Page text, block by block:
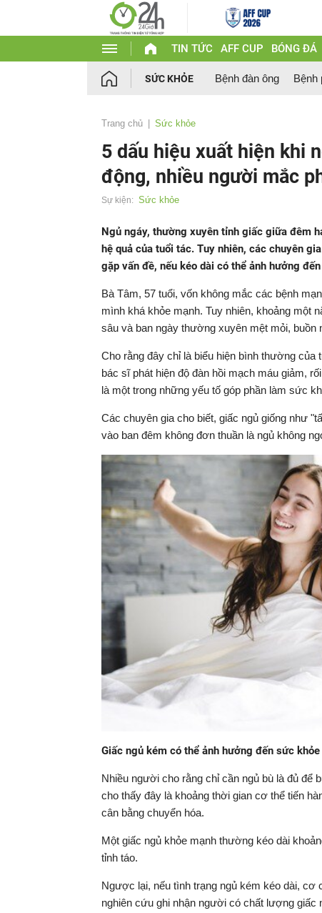
TIN TỨC AFF CUP BÓNG ĐÁ
SỨC KHỎE Bệnh đàn ông Bệnh
Trang chủ Sức khỏe
5 dấu hiệu xuất hiện khi
động, nhiều người mắc
Sự kiện: Sức khỏe
Ngủ ngáy, thường xuyên tỉnh giấc giữa đêm
hệ quả của tuổi tác. Tuy nhiên, các chuyên
gặp vấn đề, nếu kéo dài có thể ảnh hưởng
Bà Tâm, 57 tuổi, vốn không mắc các bệnh
mình khá khỏe mạnh. Tuy nhiên, khoảng một
sâu và ban ngày thường xuyên mệt mỏi, buồn
Cho rằng đây chỉ là biểu hiện bình thường
bác sĩ phát hiện độ đàn hồi mạch máu giảm,
là một trong những yếu tố góp phần làm sức
Các chuyên gia cho biết, giấc ngủ giống như
vào ban đêm không đơn thuần là ngủ không
Giấc ngủ kém có thể ảnh hưởng đến sức khỏe
Nhiều người cho rằng chỉ cần ngủ bù là đủ để
cho thấy đây là khoảng thời gian cơ thể tiến
cân bằng chuyển hóa.
Một giấc ngủ khỏe mạnh thường kéo dài
tỉnh táo.
Ngược lại, nếu tình trạng ngủ kém kéo dài,
nghiên cứu ghi nhận người có chất lượng